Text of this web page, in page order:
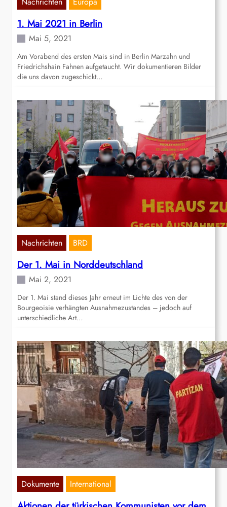
1. Mai 2021 in Berlin
Mai 5, 2021
Am Vorabend des ersten Mais sind in Berlin Marzahn und
Friedrichshain Fahnen aufgetaucht. Wir dokumentieren Bilder
die uns davon zugeschickt…
Nachrichten BRD
Der 1. Mai in Norddeutschland
Mai 2, 2021
Der 1. Mai stand dieses Jahr erneut im Lichte des von der
Bourgeoisie verhängten Ausnahmezustandes – jedoch auf
unterschiedliche Art…
Dokumente International